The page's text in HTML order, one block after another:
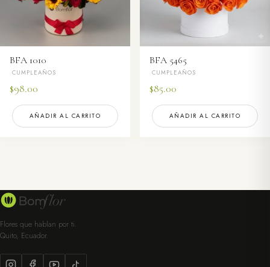
BFA 1010
CUMPLEAÑOS
$98.00
AÑADIR AL CARRITO
BFA 5465
CUMPLEAÑOS
$85.00
AÑADIR AL CARRITO
Flores que hablan por ti.
Quito, Ecuador.